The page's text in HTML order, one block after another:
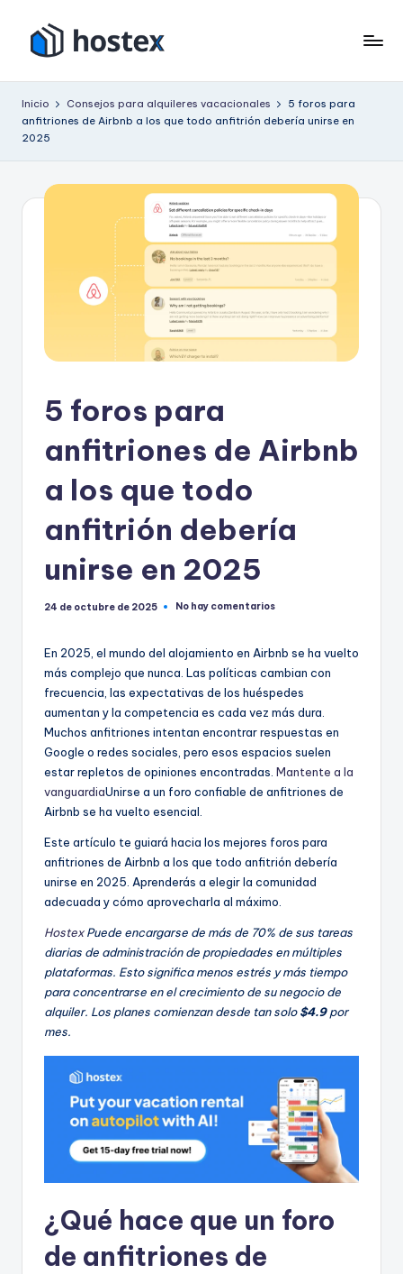
Saltar
contenido
o
s
t
e
alquiler
vacacional
automático
Inicio Consejos para alquileres vacacionales
5 foros para
anfitriones de Airbnb a los que todo anfitrión debería unirse en
2025
5 foros para
anfitriones de Airbnb
a los que todo
anfitrión debería
unirse en 2025
24 de octubre de 2025 No hay comentarios
En 2025, el mundo del alojamiento en Airbnb se ha vuelto
más complejo que nunca. Las políticas cambian con
frecuencia, las expectativas de los huéspedes
aumentan y la competencia es cada vez más dura.
Muchos anfitriones intentan encontrar respuestas en
Google o redes sociales, pero esos espacios suelen
estar repletos de opiniones encontradas. Mantente a la
vanguardiaUnirse a un foro confiable de anfitriones de
Airbnb se ha vuelto esencial.
Este artículo te guiará hacia los mejores foros para
anfitriones de Airbnb a los que todo anfitrión debería
unirse en 2025. Aprenderás a elegir la comunidad
adecuada y cómo aprovecharla al máximo.
HostexPuede encargarse de más de 70% de sus tareas
diarias de administración de propiedades en múltiples
plataformas. Esto significa menos estrés y más tiempo
para concentrarse en el crecimiento de su negocio de
alquiler. Los planes comienzan desde tan solo$4.9por
mes.
¿Qué hace que un foro
de anfitriones de